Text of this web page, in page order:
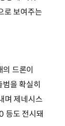
로 보여주는
드론이
을 확실히
며 제네시스
등도 전시돼